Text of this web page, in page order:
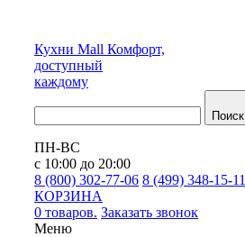
Кухни Mall Комфорт,
доступный
каждому
Поиск
ПН-ВС
с 10:00 до 20:00
8 (800) 302-77-06 8 (499) 348-15-11
КОРЗИНА
0 товаров. Заказать звонок
Меню